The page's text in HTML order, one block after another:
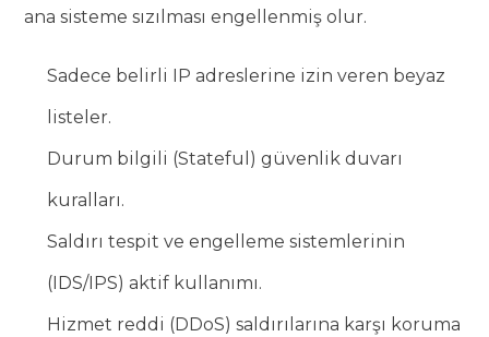
ana sisteme sızılması engellenmiş olur.
Sadece belirli IP adreslerine izin veren beyaz
listeler.
Durum bilgili (Stateful) güvenlik duvarı
kuralları.
Saldırı tespit ve engelleme sistemlerinin
(IDS/IPS) aktif kullanımı.
Hizmet reddi (DDoS) saldırılarına karşı koruma